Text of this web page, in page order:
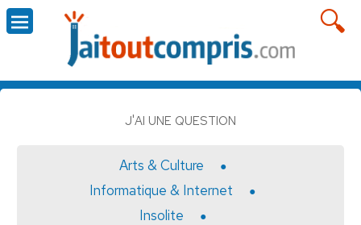
J'AI UNE QUESTION
Arts & Culture
Informatique & Internet
Insolite